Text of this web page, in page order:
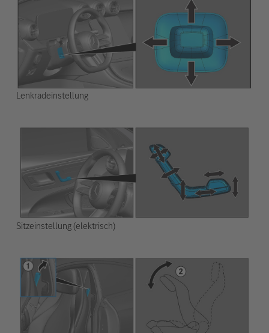
Lenkradeinstellung
Sitzeinstellung (elektrisch)